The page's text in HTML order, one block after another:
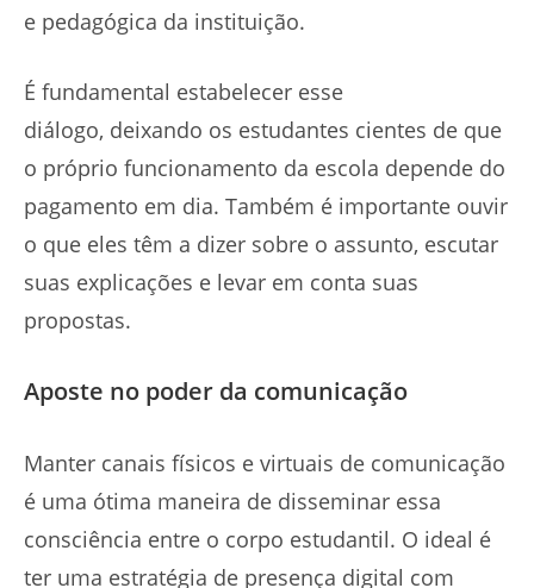
e pedagógica da instituição.
É fundamental estabelecer esse
diálogo, deixando os estudantes cientes de que
o próprio funcionamento da escola depende do
pagamento em dia. Também é importante ouvir
o que eles têm a dizer sobre o assunto, escutar
suas explicações e levar em conta suas
propostas.
Aposte no poder da comunicação
Manter canais físicos e virtuais de comunicação
é uma ótima maneira de disseminar essa
consciência entre o corpo estudantil. O ideal é
ter uma estratégia de presença digital com